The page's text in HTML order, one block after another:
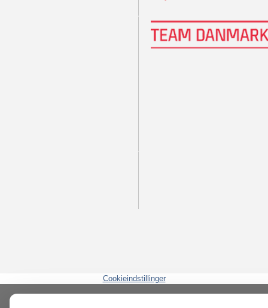
Cookieindstillinger